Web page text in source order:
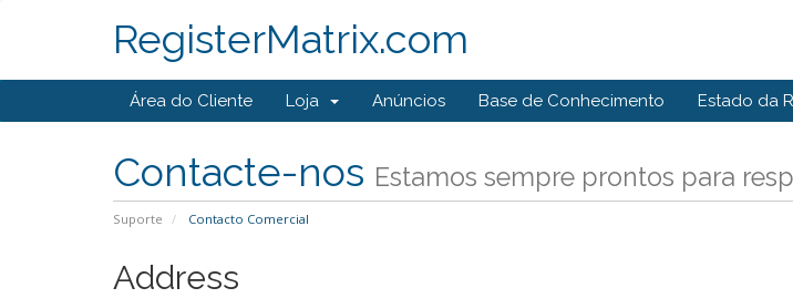
RegisterMatrix.com
Área do Cliente Loja Anúncios Base de Conhecimento Estado da
Contacte-nos Estamos sempre prontos para
Suporte Contacto Comercial
Address